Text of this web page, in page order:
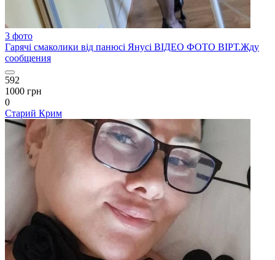
3 фото
Гарячі смаколики від панюсі Янусі ВІДЕО ФОТО ВІРТ.Жду
сообщения
592
1000 грн
0
Старий Крим